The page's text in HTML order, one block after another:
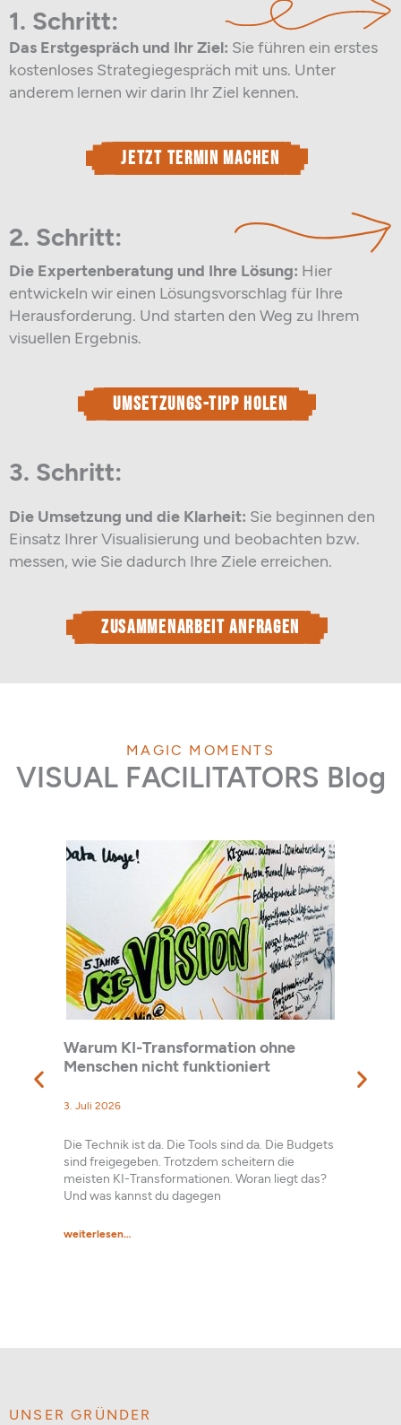
1. Schritt:
Das Erstgespräch und Ihr Ziel: Sie führen ein erstes
kostenloses Strategiegespräch mit uns. Unter
anderem lernen wir darin Ihr Ziel kennen.
Jetzt Termin machen
2. Schritt:
Die Expertenberatung und Ihre Lösung: Hier
entwickeln wir einen Lösungsvorschlag für Ihre
Herausforderung. Und starten den Weg zu Ihrem
visuellen Ergebnis.
Umsetzungs-Tipp holen
3. Schritt:
Die Umsetzung und die Klarheit: Sie beginnen den
Einsatz Ihrer Visualisierung und beobachten bzw.
messen, wie Sie dadurch Ihre Ziele erreichen.
Zusammenarbeit anfragen
MAGIC MOMENTS
VISUAL FACILITATORS Blog
Warum KI-Transformation ohne
Menschen nicht funktioniert
3. Juli 2026
Die Technik ist da. Die Tools sind da. Die Budgets
sind freigegeben. Trotzdem scheitern die
meisten KI-Transformationen. Woran liegt das?
Und was kannst du dagegen
weiterlesen…
UNSER GRÜNDER